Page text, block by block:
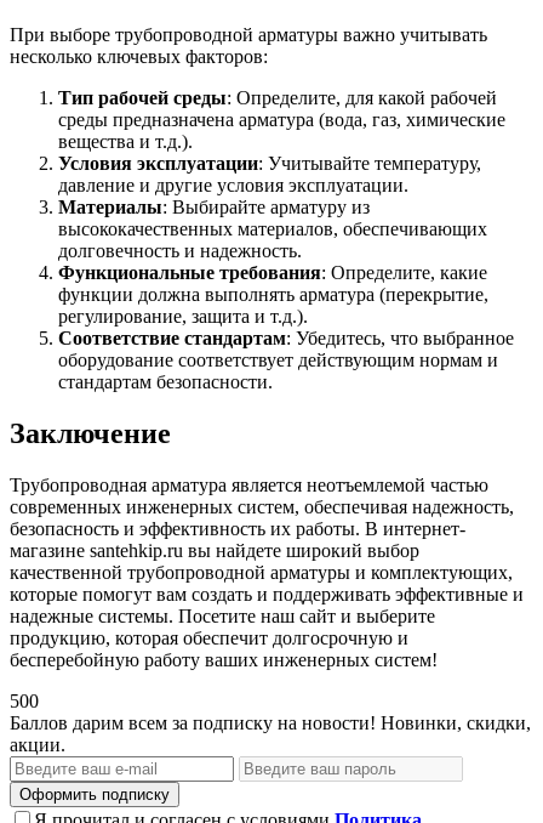
При выборе трубопроводной арматуры важно учитывать
несколько ключевых факторов:
Тип рабочей среды: Определите, для какой рабочей
среды предназначена арматура (вода, газ, химические
вещества и т.д.).
Условия эксплуатации: Учитывайте температуру,
давление и другие условия эксплуатации.
Материалы: Выбирайте арматуру из
высококачественных материалов, обеспечивающих
долговечность и надежность.
Функциональные требования: Определите, какие
функции должна выполнять арматура (перекрытие,
регулирование, защита и т.д.).
Соответствие стандартам: Убедитесь, что выбранное
оборудование соответствует действующим нормам и
стандартам безопасности.
Заключение
Трубопроводная арматура является неотъемлемой частью
современных инженерных систем, обеспечивая надежность,
безопасность и эффективность их работы. В интернет-
магазине santehkip.ru вы найдете широкий выбор
качественной трубопроводной арматуры и комплектующих,
которые помогут вам создать и поддерживать эффективные и
надежные системы. Посетите наш сайт и выберите
продукцию, которая обеспечит долгосрочную и
бесперебойную работу ваших инженерных систем!
500
Баллов дарим всем за подписку на новости! Новинки, скидки,
акции.
Оформить подписку